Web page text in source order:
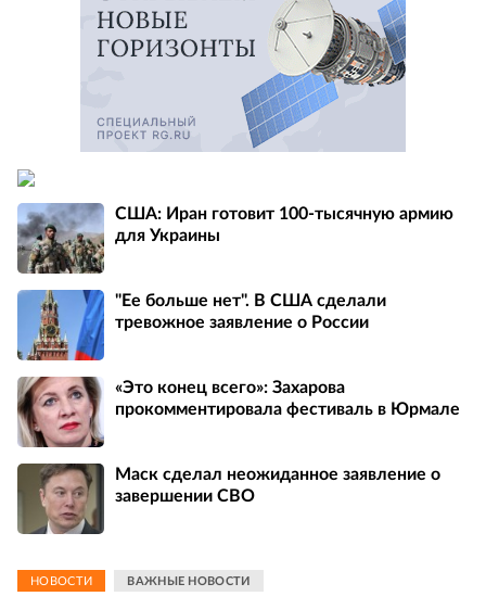
США: Иран готовит 100-тысячную армию
для Украины
"Ее больше нет". В США сделали
тревожное заявление о России
«Это конец всего»: Захарова
прокомментировала фестиваль в Юрмале
Маск сделал неожиданное заявление о
завершении СВО
НОВОСТИ ВАЖНЫЕ НОВОСТИ